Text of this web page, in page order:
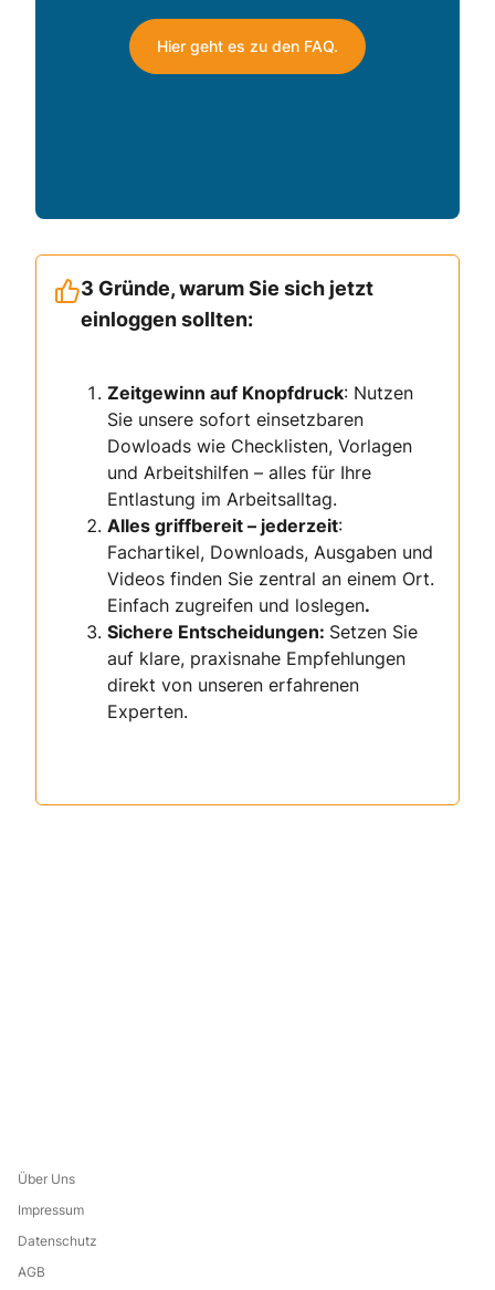
Hier geht es zu den FAQ.
3 Gründe, warum Sie sich jetzt
einloggen sollten:
Zeitgewinn auf Knopfdruck: Nutzen
Sie unsere sofort einsetzbaren
Dowloads wie Checklisten, Vorlagen
und Arbeitshilfen – alles für Ihre
Entlastung im Arbeitsalltag.
Alles griffbereit – jederzeit:
Fachartikel, Downloads, Ausgaben und
Videos finden Sie zentral an einem Ort.
Einfach zugreifen und loslegen.
Sichere Entscheidungen: Setzen Sie
auf klare, praxisnahe Empfehlungen
direkt von unseren erfahrenen
Experten.
Über Uns
Impressum
Datenschutz
AGB